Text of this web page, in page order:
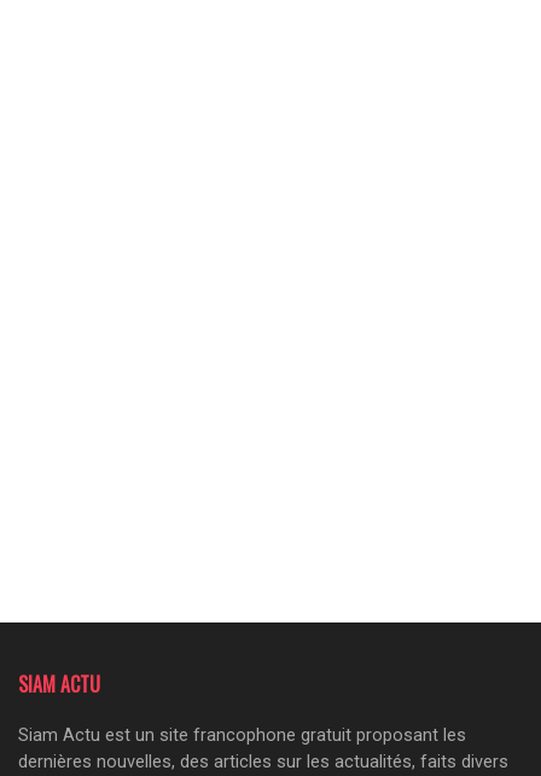
SIAM ACTU
Siam Actu est un site francophone gratuit proposant les
dernières nouvelles, des articles sur les actualités, faits divers